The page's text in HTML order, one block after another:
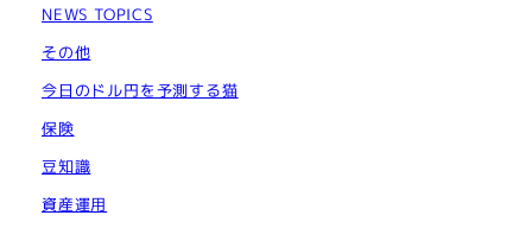
NEWS TOPICS
その他
今日のドル円を予測する猫
保険
豆知識
資産運用